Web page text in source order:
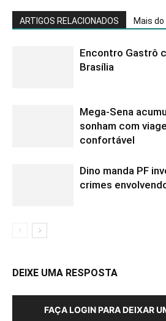
ARTIGOS RELACIONADOS Mais
Encontro Gastrô
Brasília
Mega-Sena
sonham com
confortável
Dino manda PF
crimes
DEIXE UMA RESPOSTA
FAÇA LOGIN PARA DEIXAR